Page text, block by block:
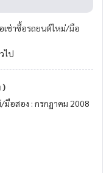
เช่าซื้อรถยนต์ใหม่/มือ
ไป
)
อสอง : กรกฏาคม 2008